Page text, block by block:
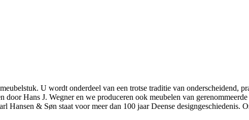
U wordt onderdeel van een trotse traditie van onderscheidend,
Hans J. Wegner en we produceren ook meubelen van
& Søn staat voor meer dan 100 jaar Deense designgeschiedenis.